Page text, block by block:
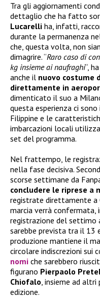
Tra gli aggiornamenti
dettaglio che ha fatto
Lucarelli ha, infatti,
durante la permanenza
che, questa volta, non
dimagrire. “Raro caso di
kg insieme ai naufraghi“,
anche il nuovo costume
direttamente in
dimenticato il suo a
questa esperienza ci
Filippine e le
imbarcazioni locali
set del programma.
Nel frattempo, le
nella fase decisiva.
scorse settimane da
concludere le riprese a
registrate direttamente a
marcia verrà confermata,
registrazione del settimo
sarebbe prevista tra il 13
produzione mantiene il
circolare indiscrezioni sui
nomi che sarebbero
figurano Pierpaolo
Chiofalo, insieme ad
edizione.